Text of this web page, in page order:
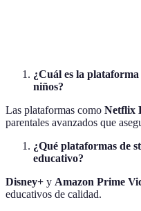
¿Cuál es la
niños?
Las plataformas como Netflix
parentales avanzados que
¿Qué plataformas de
educativo?
Disney+ y Amazon Prime
educativos de calidad.